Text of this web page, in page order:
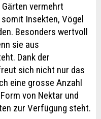
vermehrt
Insekten, Vögel
Besonders wertvoll
sie aus
Dank der
sich nicht nur das
eine grosse Anzahl
von Nektar und
zur Verfügung steht.